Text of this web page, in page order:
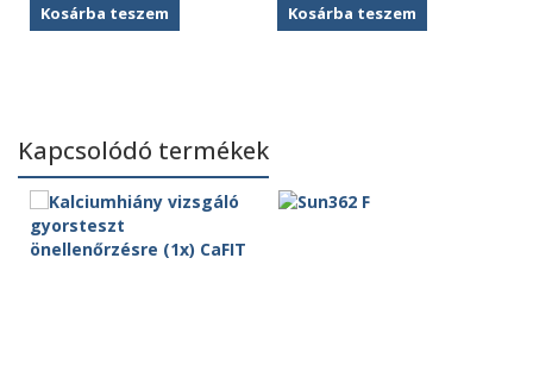
was:
is:
Kosárba teszem Kosárba teszem
Kapcsolódó termékek